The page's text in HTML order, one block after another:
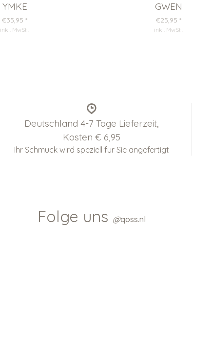
YMKE
€35,95 *
inkl. MwSt
GWEN
€25,95 *
inkl. MwSt
Deutschland 4-7 Tage Lieferzeit,
Kosten € 6,95
Ihr Schmuck wird speziell für Sie angefertigt
Folge uns @qoss.nl